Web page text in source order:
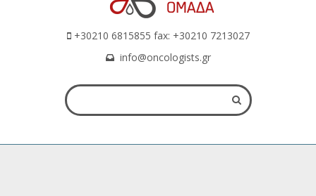
+30210 6815855 fax: +30210 7213027
info@oncologists.gr